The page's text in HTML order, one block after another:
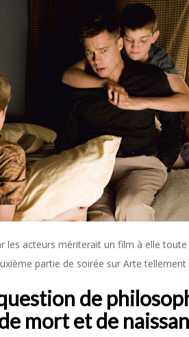
les acteurs mériterait un film à elle
partie de soirée sur Arte
de
mort et de